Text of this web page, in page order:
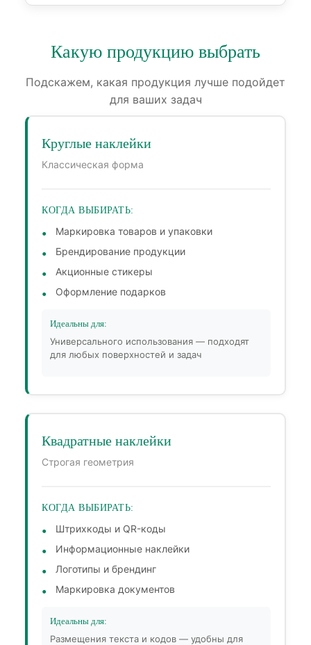
Какую продукцию выбрать
Подскажем, какая продукция лучше подойдет
для ваших задач
Круглые наклейки
Классическая форма
КОГДА ВЫБИРАТЬ:
Маркировка товаров и упаковки
Брендирование продукции
Акционные стикеры
Оформление подарков
Идеальны для:
Универсального использования — подходят
для любых поверхностей и задач
Квадратные наклейки
Строгая геометрия
КОГДА ВЫБИРАТЬ:
Штрихкоды и QR-коды
Информационные наклейки
Логотипы и брендинг
Маркировка документов
Идеальны для:
Размещения текста и кодов — удобны для